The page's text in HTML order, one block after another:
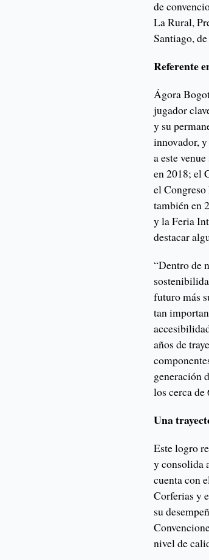
de
La Rural,
Santiago,
Referente
Ágora
jugador
y su
innovador,
a este
en 2018; el
el
también en
y la Feria
destacar
“Dentro de
futuro más
tan
años de
generación
los cerca de
Una
Este logro
y consolida
cuenta con
Corferias y
su
nivel de